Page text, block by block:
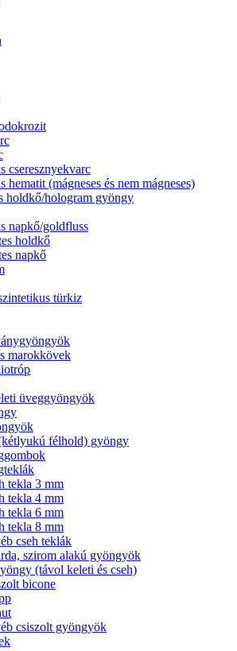
cseresznyekvarc
hematit (mágneses és nem mágneses)
holdkő/hologram gyöngy
napkő/goldfluss
holdkő
napkő
türkiz
marokkövek
üveggyöngyök
félhold) gyöngy
tekla 3 mm
tekla 4 mm
tekla 6 mm
tekla 8 mm
cseh teklák
szirom alakú gyöngyök
(távol keleti és cseh)
bicone
csiszolt gyöngyök